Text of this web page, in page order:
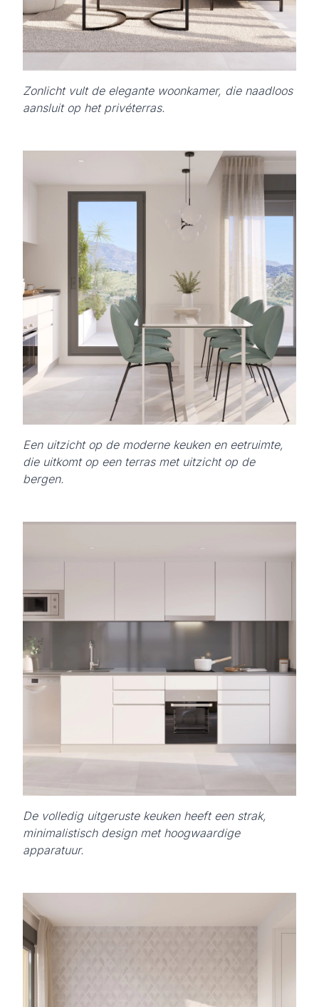
Zonlicht vult de elegante woonkamer, die naadloos
aansluit op het privéterras.
Een uitzicht op de moderne keuken en eetruimte,
die uitkomt op een terras met uitzicht op de
bergen.
De volledig uitgeruste keuken heeft een strak,
minimalistisch design met hoogwaardige
apparatuur.